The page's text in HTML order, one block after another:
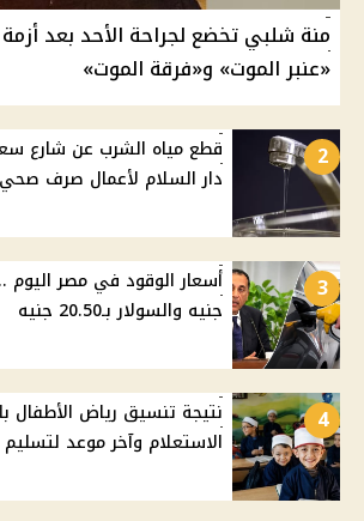
منة شلبي تخضع لجراحة الأحد بعد
«عنبر الموت» و«فرقة الموت»
2
قطع مياه الشرب عن شارع
دار السلام لأعمال صرف
3
جنيه والسولار بـ20.50 جنيه
4
نتيجة تنسيق رياض الأطفال
الاستعلام وآخر موعد لتسليم